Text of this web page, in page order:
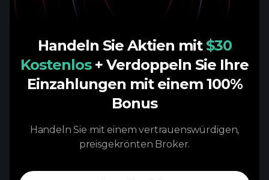
Handeln Sie Aktien mit $30
Kostenlos + Verdoppeln Sie Ihre
Einzahlungen mit einem 100%
Bonus
Handeln Sie mit einem vertrauenswürdigen,
preisgekrönten Broker.